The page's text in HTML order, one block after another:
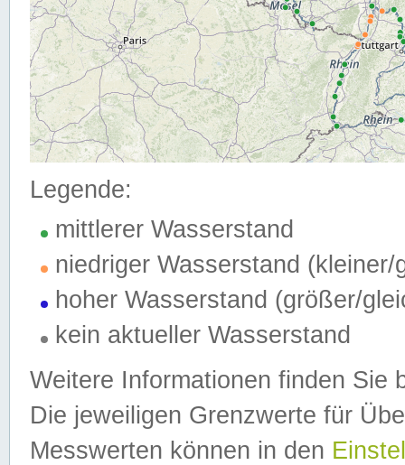
Legende:
mittlerer Wasserstand
niedriger Wasserstand (kleiner/
hoher Wasserstand (größer/
kein aktueller Wasserstand
Weitere Informationen finden Sie
Die jeweiligen Grenzwerte für
Messwerten können in den